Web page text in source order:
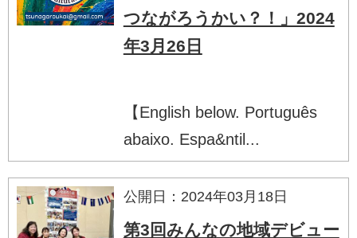
つながろうかい？！」2024
年3月26日
【English below. Português
abaixo. Espa&ntil...
公開日：2024年03月18日
第3回みんなの地域デビュー